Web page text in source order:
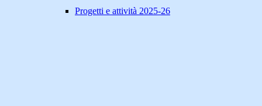
Progetti e attività 2025-26